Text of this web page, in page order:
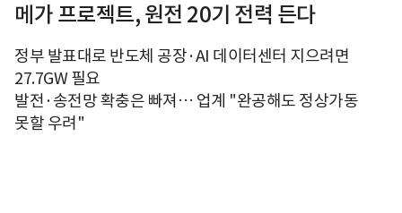
메가 프로젝트, 원전 20기 전력 든다
정부 발표대로 반도체 공장·AI 데이터센터 지으려면
27.7GW 필요
발전·송전망 확충은 빠져… 업계 "완공해도 정상가동
못할 우려"